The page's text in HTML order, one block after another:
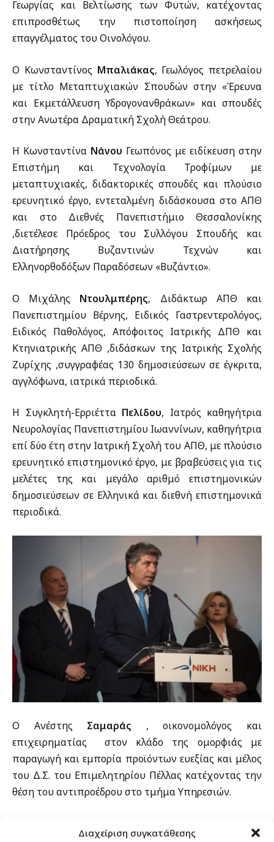
Διαχείριση συγκατάθεσης
Γεωργίας και Βελτίωσης των Φυτών, κατέχοντας
επιπροσθέτως την πιστοποίηση ασκήσεως
επαγγέλματος του Οινολόγου.
Ο Κωνσταντίνος Μπαλιάκας, Γεωλόγος πετρελαίου
με τίτλο Μεταπτυχιακών Σπουδών στην «Έρευνα
και Εκμετάλλευση Υδρογονανθράκων» και σπουδές
στην Ανωτέρα Δραματική Σχολή Θεάτρου.
Η Κωνσταντίνα Νάνου Γεωπόνος με ειδίκευση στην
Επιστήμη και Τεχνολογία Τροφίμων με
μεταπτυχιακές, διδακτορικές σπουδές και πλούσιο
ερευνητικό έργο, εντεταλμένη διδάσκουσα στο ΑΠΘ
και στο Διεθνές Πανεπιστήμιο Θεσσαλονίκης
,διετέλεσε Πρόεδρος του Συλλόγου Σπουδής και
Διατήρησης Βυζαντινών Τεχνών και
Ελληνορθοδόξων Παραδόσεων «Βυζάντιο».
Ο Μιχάλης Ντουλμπέρης, Διδάκτωρ ΑΠΘ και
Πανεπιστημίου Βέρνης, Ειδικός Γαστρεντερολόγος,
Ειδικός Παθολόγος, Απόφοιτος Ιατρικής ΔΠΘ και
Κτηνιατρικής ΑΠΘ ,διδάσκων της Ιατρικής Σχολής
Ζυρίχης ,συγγραφέας 130 δημοσιεύσεων σε έγκριτα,
αγγλόφωνα, ιατρικά περιοδικά.
Η Συγκλητή-ΕρριέτταΠελίδου, Ιατρός καθηγήτρια
Νευρολογίας Πανεπιστημίου Ιωαννίνων, καθηγήτρια
επί δύο έτη στην Ιατρική Σχολή του ΑΠΘ, με πλούσιο
ερευνητικό επιστημονικό έργο, με βραβεύσεις για τις
μελέτες της και μεγάλο αριθμό επιστημονικών
δημοσιεύσεων σε Ελληνικά και διεθνή επιστημονικά
περιοδικά.
Ο Ανέστης Σαμαράς , οικονομολόγος και
επιχειρηματίας στον κλάδο της ομορφιάς με
παραγωγή και εμπορία προϊόντων ευεξίας και μέλος
του Δ.Σ. του Επιμελητηρίου Πέλλας κατέχοντας την
θέση του αντιπροέδρου στο τμήμα Υπηρεσιών.